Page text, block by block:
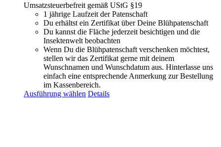
Umsatzsteuerbefreit gemäß UStG §19
1 jährige Laufzeit der Patenschaft
Du erhältst ein Zertifikat über Deine Blühpatenschaft
Du kannst die Fläche jederzeit besichtigen und die
Insektenwelt beobachten
Wenn Du die Blühpatenschaft verschenken möchtest,
stellen wir das Zertifikat gerne mit deinem
Wunschnamen und Wunschdatum aus. Hinterlasse uns
einfach eine entsprechende Anmerkung zur Bestellung
im Kassenbereich.
Ausführung wählen Details